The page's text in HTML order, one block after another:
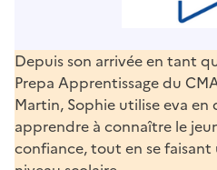
Depuis son arrivée en tant
Prepa Apprentissage du
Martin, Sophie utilise eva
apprendre à connaître le
confiance, tout en se